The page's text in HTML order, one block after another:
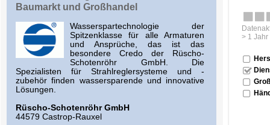
Baumarkt und Großhandel
Wasserspartechnologie der
Spitzenklasse für alle Armaturen
und Ansprüche, das ist das
besondere Credo der Rüscho-
Schotenröhr GmbH. Die
Spezialisten für Strahlreglersysteme und -
zubehör finden wassersparende und innovative
Lösungen.
Rüscho-Schotenröhr GmbH
44579 Castrop-Rauxel
> 1 Jahr